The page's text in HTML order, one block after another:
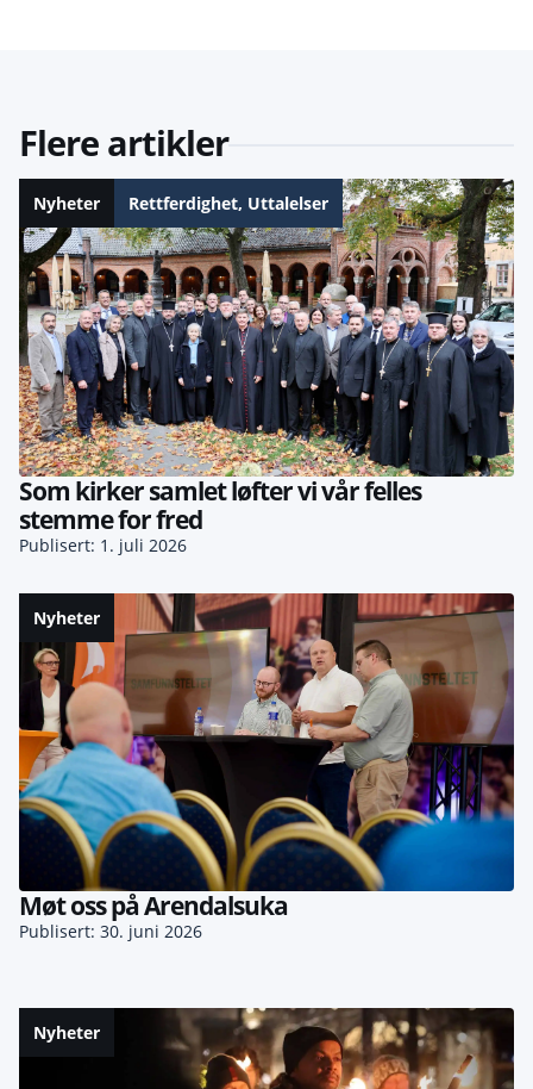
Flere artikler
Nyheter Rettferdighet, Uttalelser
Som kirker samlet løfter vi vår felles
stemme for fred
Publisert: 1. juli 2026
Nyheter
Møt oss på Arendalsuka
Publisert: 30. juni 2026
Nyheter